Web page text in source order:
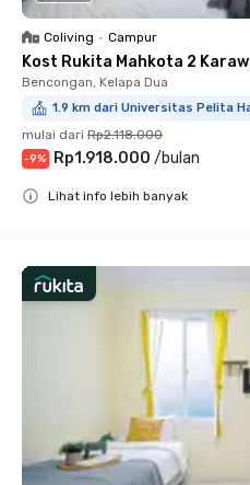
Coliving • Campur
Kost Rukita Mahkota 2
Bencongan, Kelapa Dua
1.9 km dari Universitas Pelita
mulai dari Rp2.118.000
-9% Rp1.918.000 /bulan
Lihat info lebih banyak